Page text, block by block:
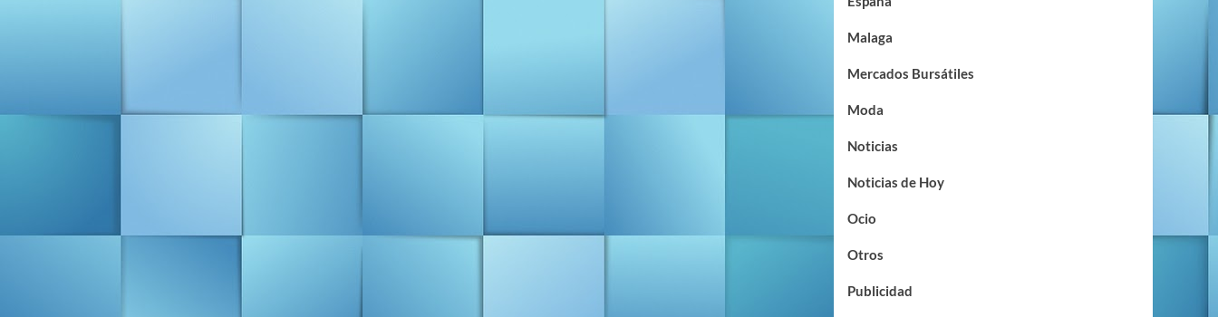
Malaga
Mercados Bursátiles
Moda
Noticias
Noticias de Hoy
Ocio
Otros
Publicidad